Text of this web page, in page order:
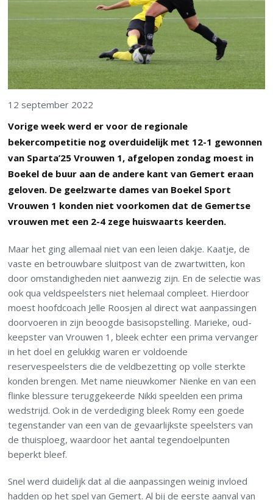
12 september 2022
Vorige week werd er voor de regionale
bekercompetitie nog overduidelijk met 12-1 gewonnen
van Sparta’25 Vrouwen 1, afgelopen zondag moest in
Boekel de buur aan de andere kant van Gemert eraan
geloven. De geelzwarte dames van Boekel Sport
Vrouwen 1 konden niet voorkomen dat de Gemertse
vrouwen met een 2-4 zege huiswaarts keerden.
Maar het ging allemaal niet van een leien dakje. Kaatje, de
vaste en betrouwbare sluitpost van de zwartwitten, kon
door omstandigheden niet aanwezig zijn. En de selectie was
ook qua veldspeelsters niet helemaal compleet. Hierdoor
moest hoofdcoach Jelle Roosjen al direct wat aanpassingen
doorvoeren in zijn beoogde basisopstelling. Marieke, oud-
keepster van Vrouwen 1, bleek echter een prima vervanger
in het doel en gelukkig waren er voldoende
reservespeelsters die de veldbezetting op volle sterkte
konden brengen. Met name nieuwkomer Nienke en van een
flinke blessure teruggekeerde Nikki speelden een prima
wedstrijd. Ook in de verdediging bleek Romy een goede
tegenstander van een van de gevaarlijkste speelsters van
de thuisploeg, waardoor het aantal tegendoelpunten
beperkt bleef.
Snel werd duidelijk dat al die aanpassingen weinig invloed
hadden op het spel van Gemert. Al bij de eerste aanval van